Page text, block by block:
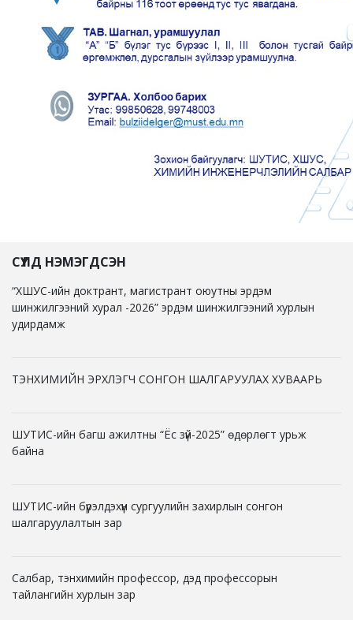
СҮҮЛД НЭМЭГДСЭН
“ХШУС-ийн доктрант, магистрант оюутны эрдэм
шинжилгээний хурал -2026” эрдэм шинжилгээний хурлын
удирдамж
ТЭНХИМИЙН ЭРХЛЭГЧ СОНГОН ШАЛГАРУУЛАХ ХУВААРЬ
ШУТИС-ийн багш ажилтны “Ёс зүй-2025” өдөрлөгт урьж
байна
ШУТИС-ийн бүрэлдэхүүн сургуулийн захирлын сонгон
шалгаруулалтын зар
Салбар, тэнхимийн профессор, дэд профессорын
тайлангийн хурлын зар